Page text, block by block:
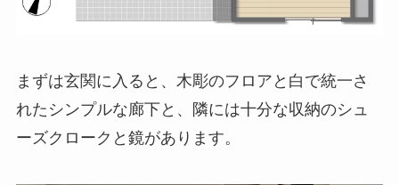
まずは玄関に入ると、木彫のフロアと白で統一さ
れたシンプルな廊下と、隣には十分な収納のシュ
ーズクロークと鏡があります。